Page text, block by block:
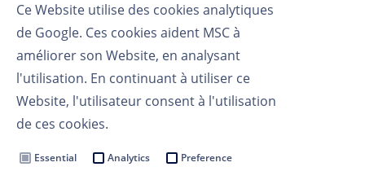
Ce Website utilise des cookies analytiques
de Google. Ces cookies aident MSC à
améliorer son Website, en analysant
l'utilisation. En continuant à utiliser ce
Website, l'utilisateur consent à l'utilisation
de ces cookies.
Essential Analytics Preference
Cookie Settings